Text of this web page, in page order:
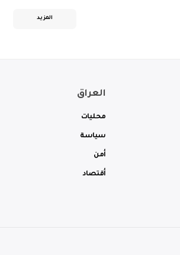
المزيد
العراق
محليات
سياسة
أمن
أقتصاد